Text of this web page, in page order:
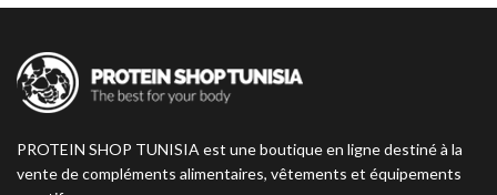
PROTEIN SHOP TUNISIA est une boutique en ligne destiné à la
vente de compléments alimentaires, vêtements et équipements